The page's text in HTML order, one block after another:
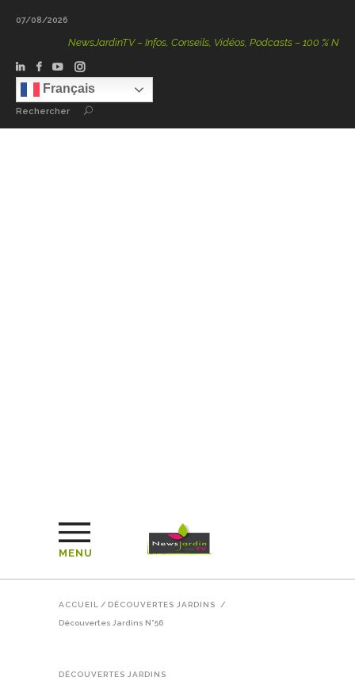
07/08/2026
NewsJardinTV – Infos, Conseils, Vidéos, Podcasts – 100 % Nature
Français
Rechercher
MENU
ACCUEIL / DÉCOUVERTES JARDINS /
Découvertes Jardins N°56
DÉCOUVERTES JARDINS